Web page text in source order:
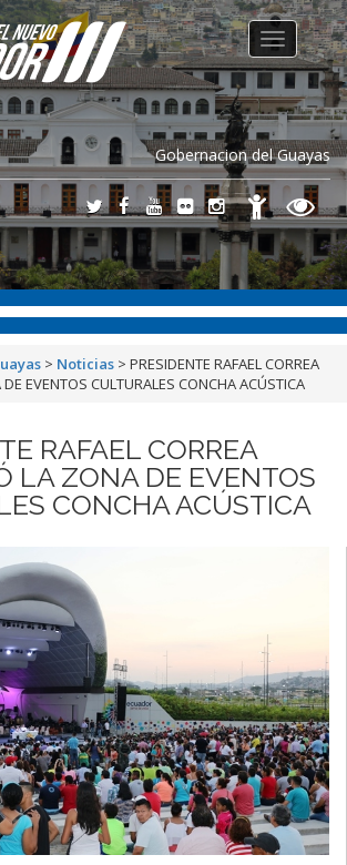
Gobernacion del Guayas
Toggle
navigation
> Noticias > PRESIDENTE RAFAEL CORREA
EVENTOS CULTURALES CONCHA ACÚSTICA
RAFAEL CORREA
LA ZONA DE EVENTOS
CONCHA ACÚSTICA